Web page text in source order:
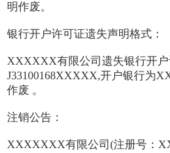
明作废。
银行开户许可证遗失声明格式：
XXXXXX有限公司遗失银行开户
J33100168XXXXX,开户银行为
作废 。
注销公告：
XXXXXXX有限公司(注册号：